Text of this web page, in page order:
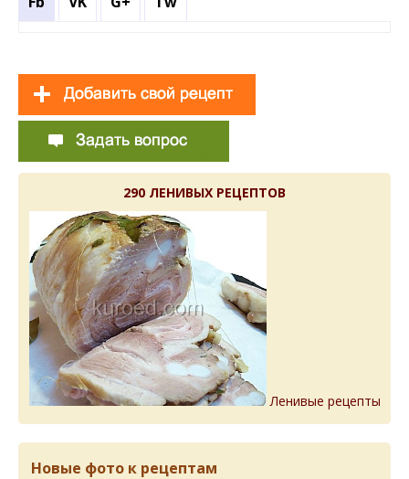
290 ЛЕНИВЫХ РЕЦЕПТОВ
Ленивые рецепты
Новые фото к рецептам